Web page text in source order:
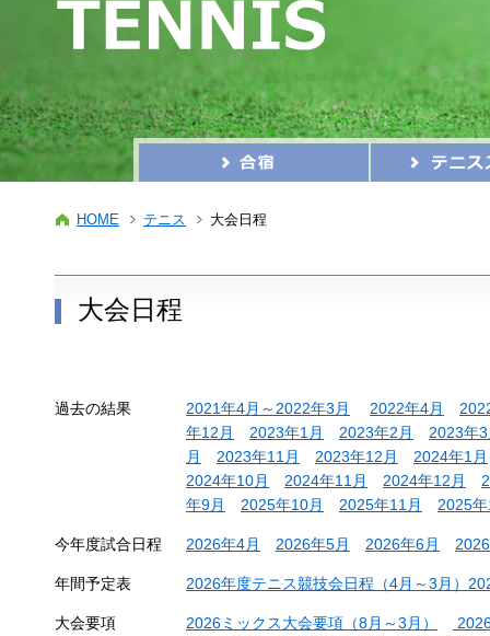
HOME テニス 大会日程
大会日程
過去の結果 2021年4月～2022年3月 2022年4月
年12月
2023年1月 2023年2月
2023年
月
2023年11月 2023年12月
2024年1月
2024年10月
2024年11月 2024年12月
年9月
2025年10月 2025年11月 2025
今年度試合日程 2026年4月 2026年5月 2026年6月
年間予定表 2026年度テニス競技会日程（4月～3月）
大会要項 2026ミックス大会要項（8月～3月）